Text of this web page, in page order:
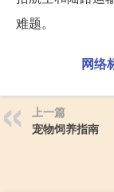
难题。
网络
上一篇
宠物饲养指南